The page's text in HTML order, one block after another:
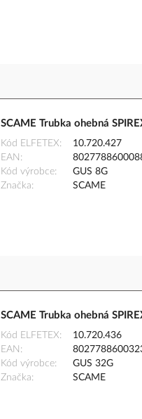
SCAME Trubka ohebná
Kód ELFETEX
10.720.427
EAN
Kód výrobce
GUS 8G
Značka
SCAME
SCAME Trubka ohebná
Kód ELFETEX
10.720.436
EAN
Kód výrobce
GUS 32G
Značka
SCAME